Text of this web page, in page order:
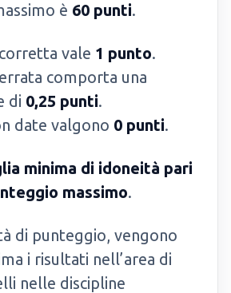
è 60 punti.
vale 1 punto.
comporta una
di 0,25 punti.
date valgono 0 punti.
minima di idoneità pari
massimo.
di punteggio, vengono
i risultati nell’area di
nelle discipline